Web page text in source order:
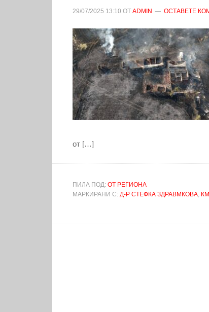
29/07/2025 13:10 ОТ ADMIN ОСТАВЕТЕ
от […]
ПИЛА ПОД: ОТ РЕГИОНА
МАРКИРАНИ С: Д-Р СТЕФКА ЗДРАВМКОВА,